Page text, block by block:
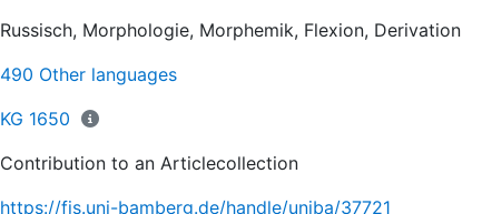
Russisch, Morphologie, Morphemik, Flexion, Derivation
490 Other languages
KG 1650
Contribution to an Articlecollection
https://fis.uni-bamberg.de/handle/uniba/37721